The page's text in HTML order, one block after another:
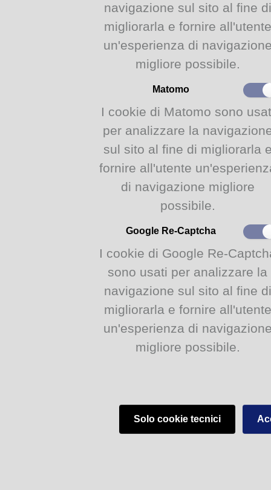
Di seguito vi proponiamo
cento libri del XXI secolo
Istituzione biblioteche Biblioteca Malerba - Via Mafalda di Savoia 15/A, 43124 Parma (PR)
navigazione sul sito al fine di
migliorarla e fornire all'utente
un'esperienza di
migliore possibile.
Matomo
I cookie di Matomo sono
per analizzare la
sul sito al fine di migliorarla
fornire all'utente
di navigazione migliore
possibile.
Google Re-Captcha
I cookie di Google Re-
sono usati per analizzare la
navigazione sul sito al fine di
migliorarla e fornire all'utente
un'esperienza di
migliore possibile.
Solo cookie tecnici